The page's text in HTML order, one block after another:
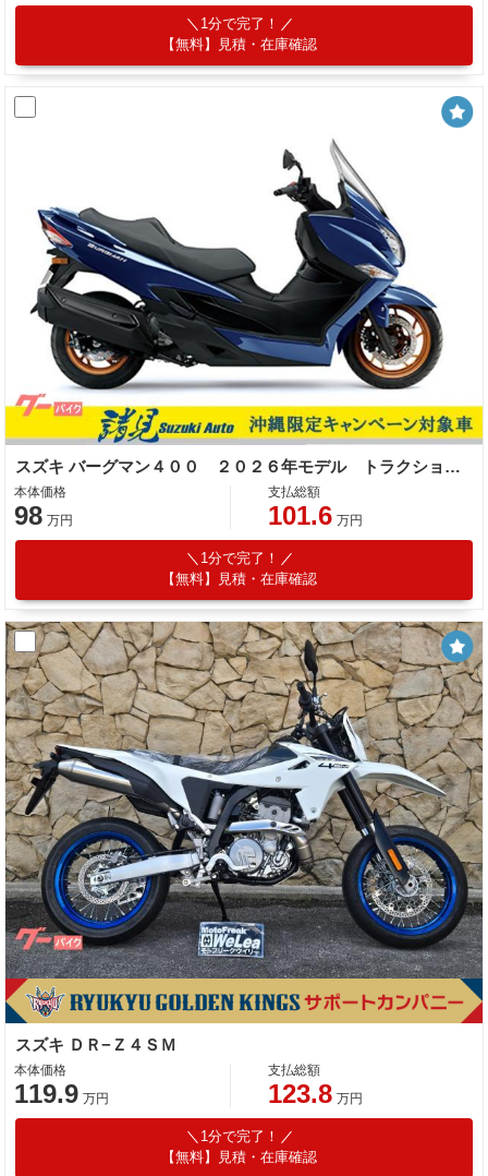
1分で完了！
【無料】見積・在庫確認
スズキ バーグマン４００ ２０２６年モデル トラクションコントロール Ｓ．Ａ．Ｉ．Ｓイモビ
本体価格
98 万円
支払総額
101.6 万円
1分で完了！
【無料】見積・在庫確認
スズキ ＤＲ−Ｚ４ＳＭ
本体価格
119.9 万円
支払総額
123.8 万円
1分で完了！
【無料】見積・在庫確認